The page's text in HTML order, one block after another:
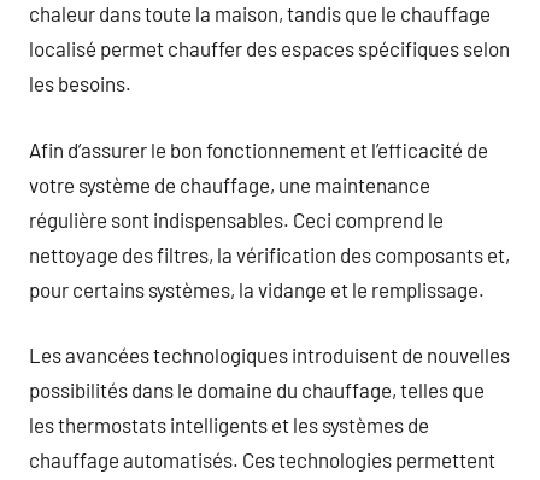
chaleur dans toute la maison, tandis que le chauffage
localisé permet chauffer des espaces spécifiques selon
les besoins.
Afin d’assurer le bon fonctionnement et l’efficacité de
votre système de chauffage, une maintenance
régulière sont indispensables. Ceci comprend le
nettoyage des filtres, la vérification des composants et,
pour certains systèmes, la vidange et le remplissage.
Les avancées technologiques introduisent de nouvelles
possibilités dans le domaine du chauffage, telles que
les thermostats intelligents et les systèmes de
chauffage automatisés. Ces technologies permettent